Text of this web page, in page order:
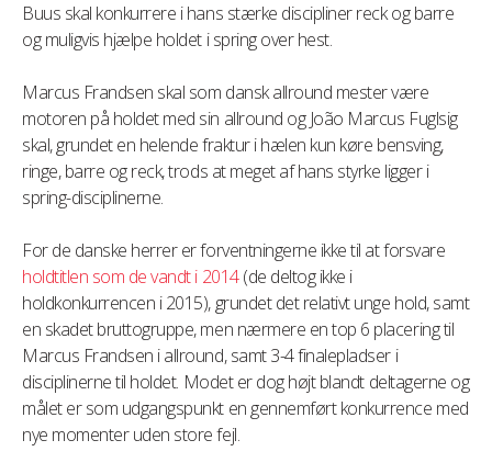
Buus skal konkurrere i hans stærke discipliner reck og barre
og muligvis hjælpe holdet i spring over hest.
Marcus Frandsen skal som dansk allround mester være
motoren på holdet med sin allround og João Marcus Fuglsig
skal, grundet en helende fraktur i hælen kun køre bensving,
ringe, barre og reck, trods at meget af hans styrke ligger i
spring-disciplinerne.
For de danske herrer er forventningerne ikke til at forsvare
holdtitlen som de vandt i 2014(de deltog ikke i
holdkonkurrencen i 2015), grundet det relativt unge hold, samt
en skadet bruttogruppe, men nærmere en top 6 placering til
Marcus Frandsen i allround, samt 3-4 finalepladser i
disciplinerne til holdet. Modet er dog højt blandt deltagerne og
målet er som udgangspunkt en gennemført konkurrence med
nye momenter uden store fejl.